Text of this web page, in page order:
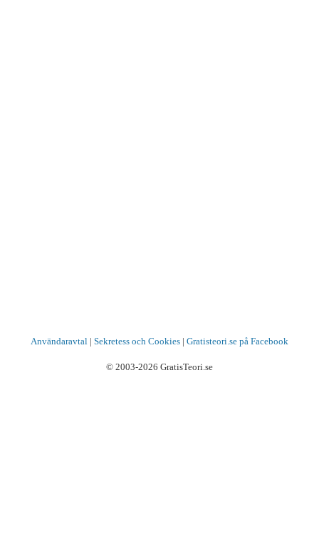
Användaravtal | Sekretess och Cookies | Gratisteori.se på Facebook
© 2003-2026 GratisTeori.se